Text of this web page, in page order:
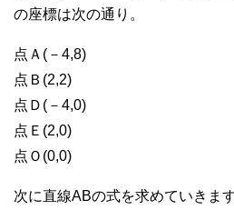
の座標は次の通り。
点Ａ(－4,8)
点Ｂ(2,2)
点Ｄ(－4,0)
点Ｅ(2,0)
点Ｏ(0,0)
次に直線ABの式を求めていきま